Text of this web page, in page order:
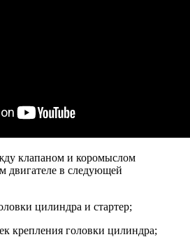
клапаном и коромыслом
двигателе в следующей
цилиндра и стартер;
крепления головки цилиндра;